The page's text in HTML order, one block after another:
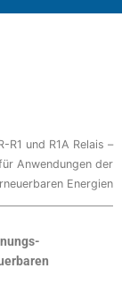
R1 und R1A Relais –
Anwendungen der
Energien